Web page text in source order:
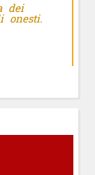
dei
onesti.